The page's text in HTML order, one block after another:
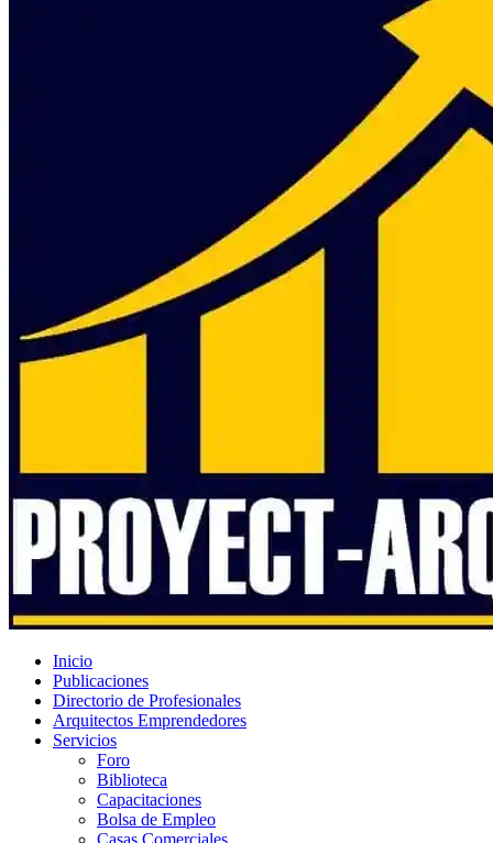
Inicio
Publicaciones
Directorio de Profesionales
Arquitectos Emprendedores
Servicios
Foro
Biblioteca
Capacitaciones
Bolsa de Empleo
Casas Comerciales